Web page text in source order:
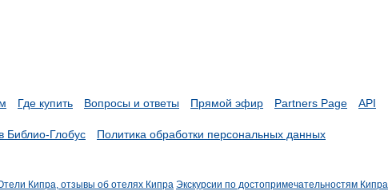
Где купить Вопросы и ответы Прямой эфир Partners Page API
Библио-Глобус Политика обработки персональных данных
Кипра, отзывы об отелях Кипра Экскурсии по достопримечательностям Кипра